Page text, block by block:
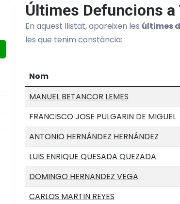
Últimes Defuncions
En aquest llistat, apareixen les últimes
les que tenim constància:
Nom
MANUEL BETANCOR LEMES
FRANCISCO JOSE PULGARIN DE MIGUEL
ANTONIO HERNÁNDEZ HERNÁNDEZ
LUIS ENRIQUE QUESADA QUEZADA
DOMINGO HERNANDEZ VEGA
CARLOS MARTIN REYES